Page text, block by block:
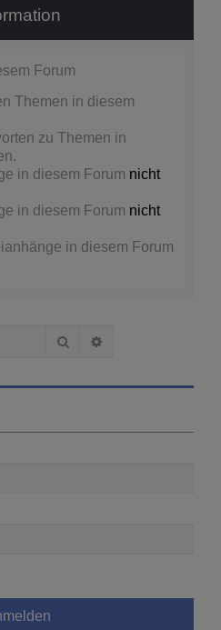
Forum
Themen in diesem
zu Themen in
in diesem Forum nicht
in diesem Forum nicht
in diesem Forum
Suche